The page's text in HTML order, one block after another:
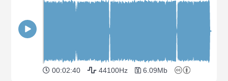
00:02:40 44100Hz 6.09Mb